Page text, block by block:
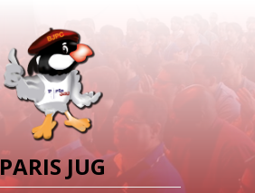
PARIS JUG